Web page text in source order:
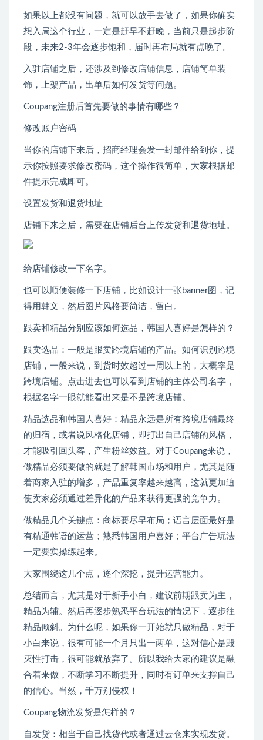
如果以上都没有问题，就可以放手去做了，如果你确实
想入局这个行业，一定是赶早不赶晚，当前只是起步阶
段，未来2-3年会逐步饱和，届时再布局就有点晚了。
入驻店铺之后，还涉及到修改店铺信息，店铺简单装
饰，上架产品，出单后如何发货等问题。
Coupang注册后首先要做的事情有哪些？
修改账户密码
当你的店铺下来后，招商经理会发一封邮件给到你，提
示你按照要求修改密码，这个操作很简单，大家根据邮
件提示完成即可。
设置发货和退货地址
店铺下来之后，需要在店铺后台上传发货和退货地址。
给店铺修改一下名字。
也可以顺便装修一下店铺，比如设计一张banner图，记
得用韩文，然后图片风格要简洁，留白。
跟卖和精品分别应该如何选品，韩国人喜好是怎样的？
跟卖选品：一般是跟卖跨境店铺的产品。如何识别跨境
店铺，一般来说，到货时效超过一周以上的，大概率是
跨境店铺。点击进去也可以看到店铺的主体公司名字，
根据名字一眼就能看出来是不是跨境店铺。
精品选品和韩国人喜好：精品永远是所有跨境店铺最终
的归宿，或者说风格化店铺，即打出自己店铺的风格，
才能吸引回头客，产生粉丝效益。对于Coupang来说，
做精品必须要做的就是了解韩国市场和用户，尤其是随
着商家入驻的增多，产品重复率越来越高，这就更加迫
使卖家必须通过差异化的产品来获得更强的竞争力。
做精品几个关键点：商标要尽早布局；语言层面最好是
有精通韩语的运营；熟悉韩国用户喜好；平台广告玩法
一定要实操练起来。
大家围绕这几个点，逐个深挖，提升运营能力。
总结而言，尤其是对于新手小白，建议前期跟卖为主，
精品为辅。然后再逐步熟悉平台玩法的情况下，逐步往
精品倾斜。为什么呢，如果你一开始就只做精品，对于
小白来说，很有可能一个月只出一两单，这对信心是毁
灭性打击，很可能就放弃了。所以我给大家的建议是融
合着来做，不断学习不断提升，同时有订单来支撑自己
的信心。当然，千万别侵权！
Coupang物流发货是怎样的？
自发货：相当于自己找货代或者通过云仓来实现发货。